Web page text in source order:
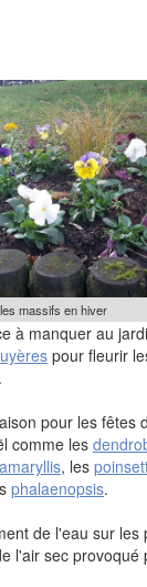
massifs en hiver
à manquer au
pour fleurir
pour les fêtes
comme les
amaryllis, les
phalaenopsis.
de l'eau sur les
l'air sec provoqué